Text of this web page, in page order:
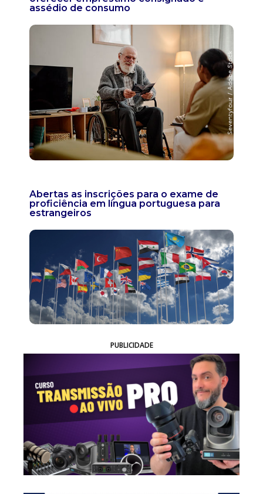
assédio de consumo
Abertas as inscrições para o exame de
proficiência em língua portuguesa para
estrangeiros
PUBLICIDADE